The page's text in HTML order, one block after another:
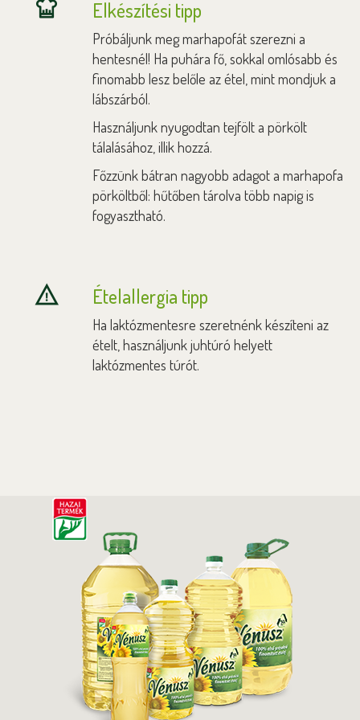
Elkészítési tipp
Próbáljunk meg marhapofát szerezni a
hentesnél! Ha puhára fő, sokkal omlósabb és
finomabb lesz belőle az étel, mint mondjuk a
lábszárból.
Használjunk nyugodtan tejfölt a pörkölt
tálalásához, illik hozzá.
Főzzünk bátran nagyobb adagot a marhapofa
pörköltből: hűtőben tárolva több napig is
fogyasztható.
Ételallergia tipp
Ha laktózmentesre szeretnénk készíteni az
ételt, használjunk juhtúró helyett
laktózmentes túrót.